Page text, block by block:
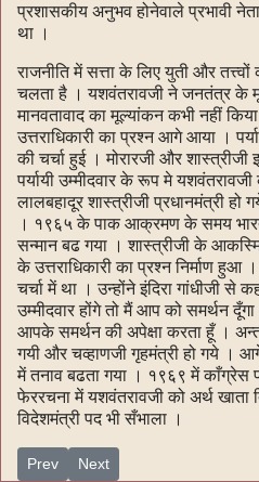
प्रशासकीय अनुभव होनेवाले प्रभावी
था ।
राजनीति में सत्ता के लिए युती और
चलता है । यशवंतरावजी ने जनतंत्र के
मानवतावाद का मूल्यांकन कभी नहीं
उत्तराधिकारी का प्रश्न आगे आया ।
की चर्चा हुई । मोरारजी और
पर्यायी उम्मीदवार के रूप मे
लालबहादूर शास्त्रीजी प्रधानमंत्री हो
। १९६५ के पाक आक्रमण के समय
सन्मान बढ गया । शास्त्रीजी के
के उत्तराधिकारी का प्रश्न निर्माण
चर्चा में था । उन्होंने इंदिरा गांधीजी से
उम्मीदवार होंगे तो मैं आप को समर्थन
आपके समर्थन की अपेक्षा करता हूँ । अन्त
गयी और चव्हाणजी गृहमंत्री हो गये । आगे
में तनाव बढता गया । १९६९ में काँग्रेस
फेररचना में यशवंतरावजी को अर्थ खाता
विदेशमंत्री पद भी सँभाला ।
Previous article: अधुनिक महाराष्ट्र के
Prev Next article: अधुनिक महाराष्ट्र
Next